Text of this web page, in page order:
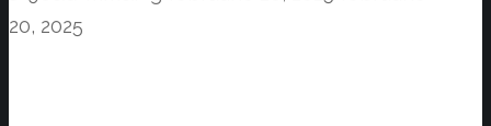
20, 2025